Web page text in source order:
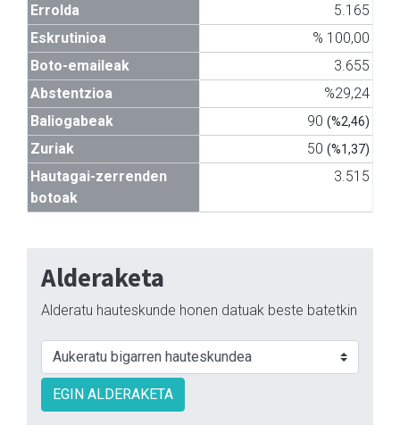
Errolda
5.165
Eskrutinioa
% 100,00
Boto-emaileak
3.655
Abstentzioa
%29,24
Baliogabeak
90 (%2,46)
Zuriak 50 (%1,37)
Hautagai-zerrenden
botoak
3.515
Alderaketa
Alderatu hauteskunde honen datuak beste batetkin
EGIN ALDERAKETA